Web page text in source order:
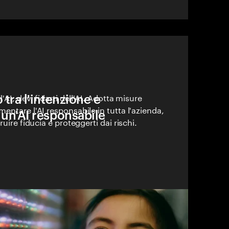
tra l'intenzione e
responsabile
devi fidarti dell'AI. Adotta misure
l'AI responsabile in tutta l'azienda,
fiducia e proteggerti dai rischi.